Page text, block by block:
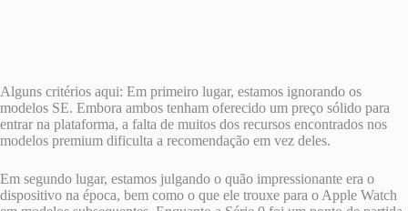
Alguns critérios aqui: Em primeiro lugar, estamos ignorando os
modelos SE. Embora ambos tenham oferecido um preço sólido para
entrar na plataforma, a falta de muitos dos recursos encontrados nos
modelos premium dificulta a recomendação em vez deles.
Em segundo lugar, estamos julgando o quão impressionante era o
dispositivo na época, bem como o que ele trouxe para o Apple Watch